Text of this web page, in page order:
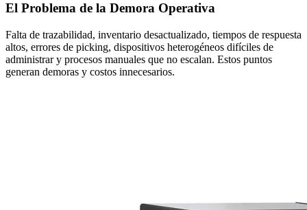
El Problema de la Demora Operativa
Falta de trazabilidad, inventario desactualizado, tiempos de respuesta
altos, errores de picking, dispositivos heterogéneos difíciles de
administrar y procesos manuales que no escalan. Estos puntos
generan demoras y costos innecesarios.